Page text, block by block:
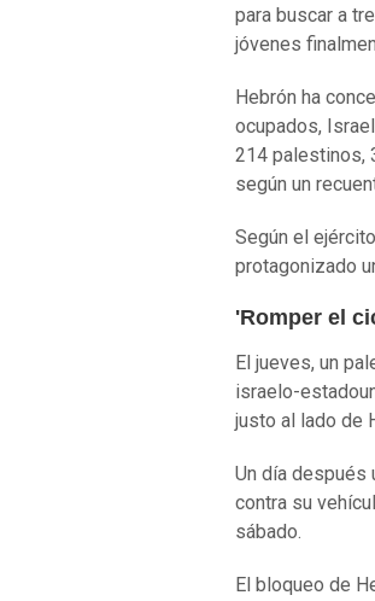
para buscar a
jóvenes
Hebrón ha
ocupados,
214 palestinos,
según un
Según el
protagonizado
'Romper el
El jueves, un
israelo-
justo al lado de
Un día después
contra su
sábado.
El bloqueo de